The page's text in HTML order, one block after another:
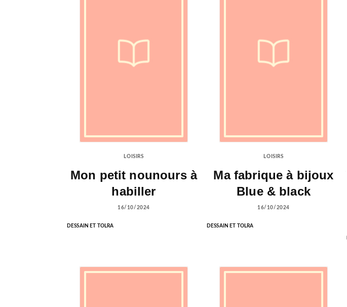
LOISIRS
Mon petit nounours à
habiller
16/10/2024
DESSAIN ET TOLRA
LOISIRS
Ma fabrique à bijoux
Blue & black
16/10/2024
DESSAIN ET TOLRA